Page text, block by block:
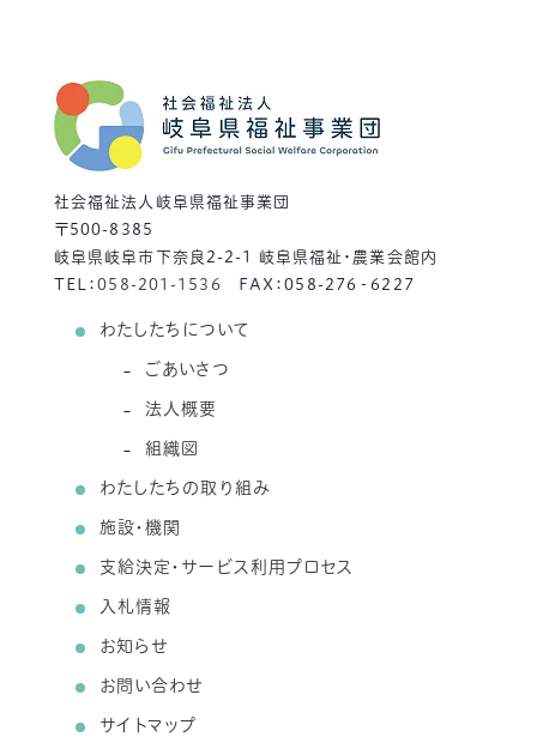
社会福祉法人岐阜県福祉事業団
〒500-8385
岐阜県岐阜市下奈良2-2-1 岐阜県福祉・農業会館内
TEL：058-201-1536 FAX：058-276‐6227
わたしたちについて
ごあいさつ
法人概要
組織図
わたしたちの取り組み
施設・機関
支給決定・サービス利用プロセス
入札情報
お知らせ
お問い合わせ
サイトマップ